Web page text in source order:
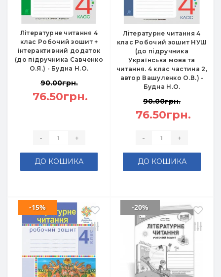
Літературне читання 4
клас Робочий зошит +
інтерактивний додаток
(до підручника Савченко
О.Я.) - Будна Н.О.
90.00грн.
76.50грн.
- +
ДО КОШИКА
Літературне читання 4
клас Робочий зошит НУШ
(до підручника
Українська мова та
читання. 4 клас частина 2,
автор Вашуленко О.В.) -
Будна Н.О.
90.00грн.
76.50грн.
- +
ДО КОШИКА
-15% -20%